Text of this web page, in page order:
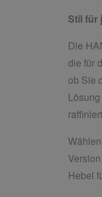
Stil für
Die
die für
ob Sie
Hebel